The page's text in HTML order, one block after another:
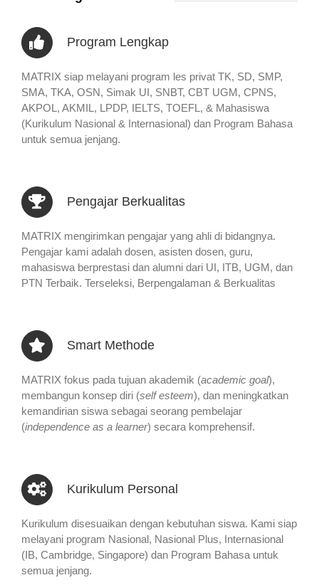
Program Lengkap
MATRIX siap melayani program les privat TK, SD, SMP,
SMA, TKA, OSN, Simak UI, SNBT, CBT UGM, CPNS,
AKPOL, AKMIL, LPDP, IELTS, TOEFL, & Mahasiswa
(Kurikulum Nasional & Internasional) dan Program Bahasa
untuk semua jenjang.
Pengajar Berkualitas
MATRIX mengirimkan pengajar yang ahli di bidangnya.
Pengajar kami adalah dosen, asisten dosen, guru,
mahasiswa berprestasi dan alumni dari UI, ITB, UGM, dan
PTN Terbaik. Terseleksi, Berpengalaman & Berkualitas
Smart Methode
MATRIX fokus pada tujuan akademik (academic goal),
membangun konsep diri (self esteem), dan meningkatkan
kemandirian siswa sebagai seorang pembelajar
(independence as a learner) secara komprehensif.
Kurikulum Personal
Kurikulum disesuaikan dengan kebutuhan siswa. Kami siap
melayani program Nasional, Nasional Plus, Internasional
(IB, Cambridge, Singapore) dan Program Bahasa untuk
semua jenjang.